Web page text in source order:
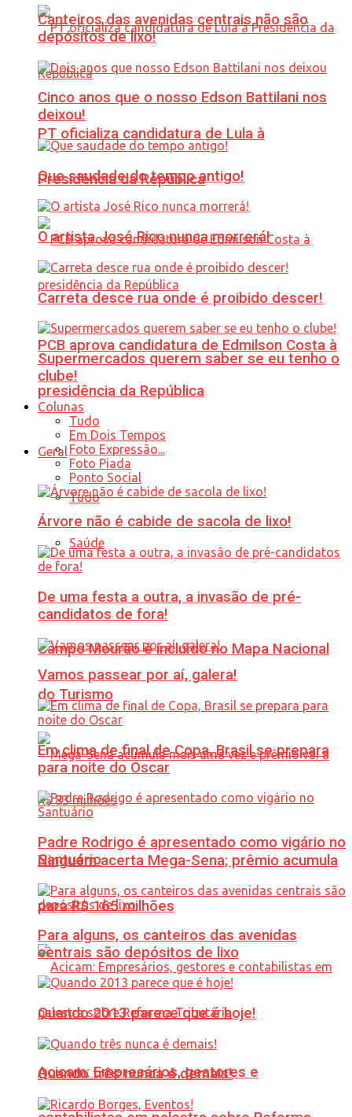
PT oficializa candidatura de Lula à
Presidência da República
PCB aprova candidatura de Edmilson Costa à
presidência da República
Geral
Tudo
Saúde
Campo Mourão é incluído no Mapa Nacional
do Turismo
Ninguém acerta Mega-Sena; prêmio acumula
para R$ 165 milhões
Acicam: Empresários, gestores e
Canteiros das avenidas centrais não são
depósitos de lixo!
Cinco anos que o nosso Edson Battilani nos
deixou!
Que saudade do tempo antigo!
O artista José Rico nunca morrerá!
Carreta desce rua onde é proibido descer!
Supermercados querem saber se eu tenho o
clube!
Colunas
Tudo
Em Dois Tempos
Foto Expressão...
Foto Piada
Ponto Social
Árvore não é cabide de sacola de lixo!
De uma festa a outra, a invasão de pré-
candidatos de fora!
Vamos passear por aí, galera!
Em clima de final de Copa, Brasil se prepara
para noite do Oscar
Padre Rodrigo é apresentado como vigário no
Santuário
Para alguns, os canteiros das avenidas
centrais são depósitos de lixo
Quando 2013 parece que é hoje!
Quando três nunca é demais!